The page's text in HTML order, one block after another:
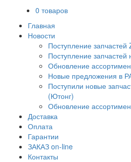
0 товаров
Главная
Новости
Поступление запчастей
Поступление запчастей
Обновление
Новые предложения в
Поступили новые
(Ютонг)
Обновление
Доставка
Оплата
Гарантии
ЗАКАЗ on-line
Контакты